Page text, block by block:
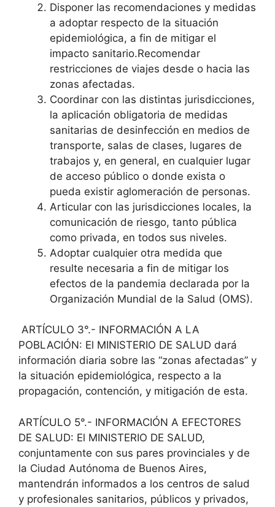
Disponer las recomendaciones y medidas
a adoptar respecto de la situación
epidemiológica, a fin de mitigar el
impacto sanitario.Recomendar
restricciones de viajes desde o hacia las
zonas afectadas.
Coordinar con las distintas jurisdicciones,
la aplicación obligatoria de medidas
sanitarias de desinfección en medios de
transporte, salas de clases, lugares de
trabajos y, en general, en cualquier lugar
de acceso público o donde exista o
pueda existir aglomeración de personas.
Articular con las jurisdicciones locales, la
comunicación de riesgo, tanto pública
como privada, en todos sus niveles.
Adoptar cualquier otra medida que
resulte necesaria a fin de mitigar los
efectos de la pandemia declarada por la
Organización Mundial de la Salud (OMS).
ARTÍCULO 3°.- INFORMACIÓN A LA
POBLACIÓN: El MINISTERIO DE SALUD dará
información diaria sobre las “zonas afectadas” y
la situación epidemiológica, respecto a la
propagación, contención, y mitigación de esta.
ARTÍCULO 5°.- INFORMACIÓN A EFECTORES
DE SALUD: El MINISTERIO DE SALUD,
conjuntamente con sus pares provinciales y de
la Ciudad Autónoma de Buenos Aires,
mantendrán informados a los centros de salud
y profesionales sanitarios, públicos y privados,